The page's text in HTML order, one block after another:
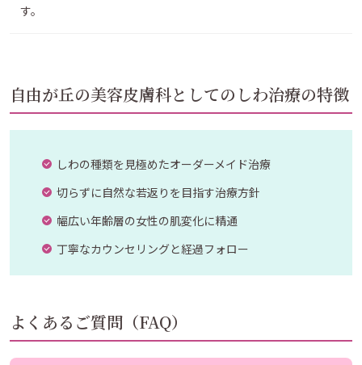
す。
自由が丘の美容皮膚科としてのしわ治療の特徴
しわの種類を見極めたオーダーメイド治療
切らずに自然な若返りを目指す治療方針
幅広い年齢層の女性の肌変化に精通
丁寧なカウンセリングと経過フォロー
よくあるご質問（FAQ）